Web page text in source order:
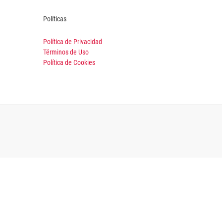
Políticas
Política de Privacidad
Términos de Uso
Política de Cookies